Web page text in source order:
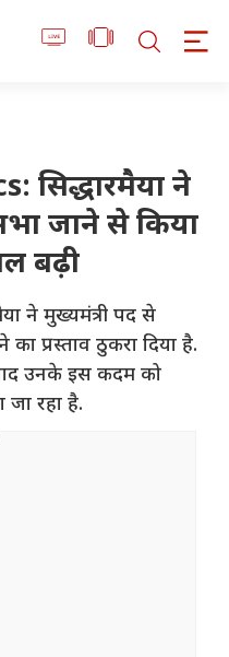
सिद्धारमैया ने
जाने से किया
बढ़ी
ने मुख्यमंत्री पद से
प्रस्ताव ठुकरा दिया है.
उनके इस कदम को
रहा है.